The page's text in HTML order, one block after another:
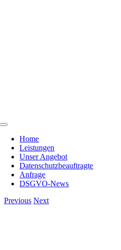
Toggle
NavigationHome
Leistungen
Unser Angebot
Datenschutzbeauftragte
Anfrage
DSGVO-News
Previous Next